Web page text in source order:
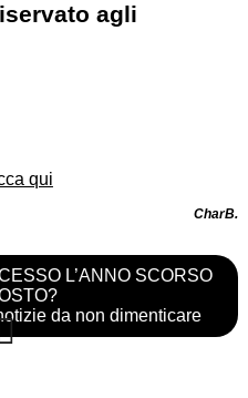
agli
qui
CharB.
L’ANNO SCORSO
da non dimenticare